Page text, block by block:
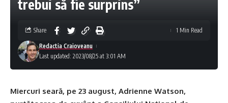
trebui să fie surprins”
Last updated: 2023/08/25 at 3:01 AM
Redactia Craioveanu
Share 1 Min Read
Miercuri seară, pe 23 august, Adrienne Watson,